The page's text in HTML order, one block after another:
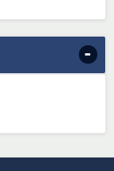
-